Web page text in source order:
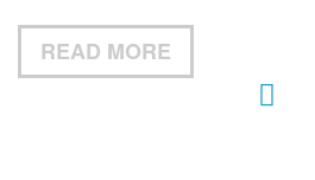
READ MORE